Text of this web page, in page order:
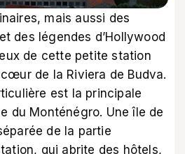
mais aussi des
des légendes d’Hollywood
de cette petite station
de la Riviera de Budva.
est la principale
du Monténégro. Une île de
de la partie
qui abrite des hôtels,